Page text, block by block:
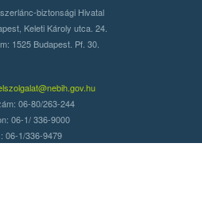
biztonsági Hivatal
Keleti Károly utca. 24.
1525 Budapest. Pf. 30.
06-80/263-244
06-1/ 336-9000
06-1/336-9479